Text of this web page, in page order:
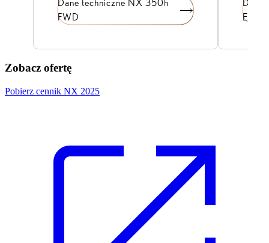
Dane techniczne NX 350h
FWD
Dane
E-
Zobacz ofertę
Pobierz cennik NX 2025